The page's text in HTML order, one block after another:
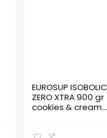
EUROSUP ISOBOLIC
ZERO XTRA 900 gr
cookies & cream